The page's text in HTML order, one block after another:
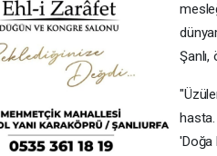
hasta.
'Doğa